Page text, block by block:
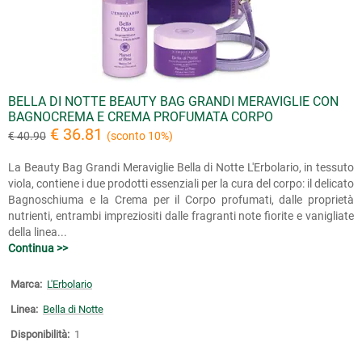
BELLA DI NOTTE BEAUTY BAG GRANDI MERAVIGLIE CON
BAGNOCREMA E CREMA PROFUMATA CORPO
€ 40.90 € 36.81 (sconto 10%)
La Beauty Bag Grandi Meraviglie Bella di Notte L'Erbolario, in tessuto
viola, contiene i due prodotti essenziali per la cura del corpo: il delicato
Bagnoschiuma e la Crema per il Corpo profumati, dalle proprietà
nutrienti, entrambi impreziositi dalle fragranti note fiorite e vanigliate
della linea...
Continua >>
Marca: L'Erbolario
Linea: Bella di Notte
Disponibilità: 1